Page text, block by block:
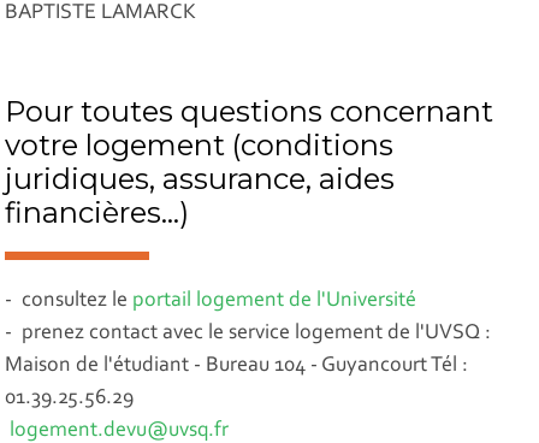
BAPTISTE LAMARCK
Pour toutes questions concernant
votre logement (conditions
juridiques, assurance, aides
financières...)
- consultez le portail logement de l'Université
- prenez contact avec le service logement de l'UVSQ :
Maison de l'étudiant - Bureau 104 - Guyancourt Tél :
01.39.25.56.29
logement.devu@uvsq.fr